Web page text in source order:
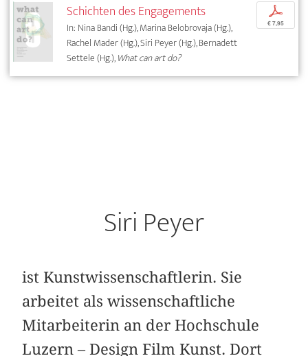
Schichten des Engagements
In: Nina Bandi (Hg.), Marina Belobrovaja (Hg.),
Rachel Mader (Hg.), Siri Peyer (Hg.), Bernadett
Settele (Hg.),What can art do?
p
€ 7,95
Siri Peyer
ist Kunstwissenschaftlerin. Sie
arbeitet als wissenschaftliche
Mitarbeiterin an der Hochschule
Luzern – Design Film Kunst. Dort